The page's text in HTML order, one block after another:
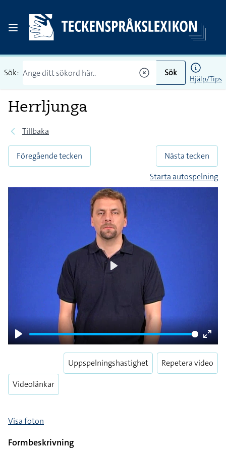
Sök: Sök
Hjälp/Tips
Herrljunga
Tillbaka
Föregående tecken
Nästa tecken
Starta autospelning
Play
Enter
Videolänkar
Uppspelningshastighet Repetera video
Visa foton
Formbeskrivning